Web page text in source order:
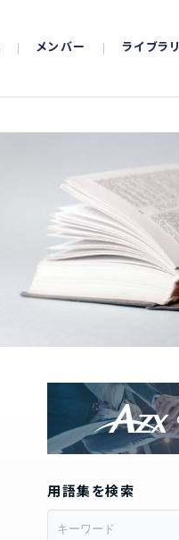
メンバー ライブラリ
用語集を検索